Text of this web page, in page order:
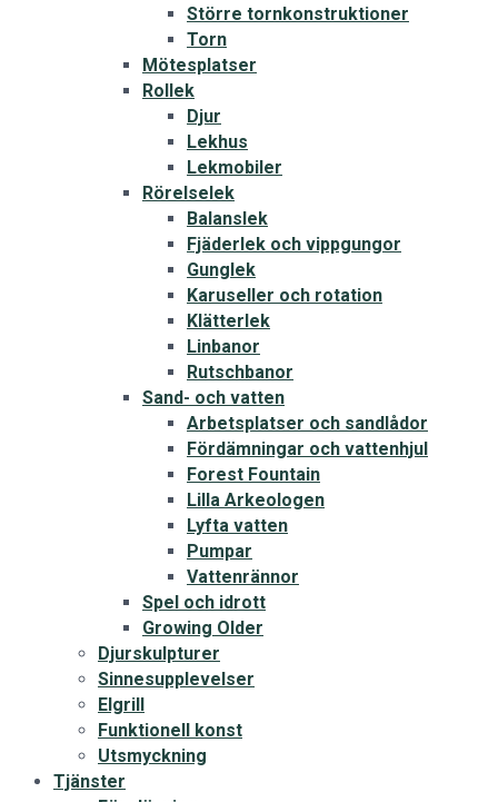
Större tornkonstruktioner
Torn
Mötesplatser
Rollek
Djur
Lekhus
Lekmobiler
Rörelselek
Balanslek
Fjäderlek och vippgungor
Gunglek
Karuseller och rotation
Klätterlek
Linbanor
Rutschbanor
Sand- och vatten
Arbetsplatser och sandlådor
Fördämningar och vattenhjul
Forest Fountain
Lilla Arkeologen
Lyfta vatten
Pumpar
Vattenrännor
Spel och idrott
Growing Older
Djurskulpturer
Sinnesupplevelser
Elgrill
Funktionell konst
Utsmyckning
Tjänster